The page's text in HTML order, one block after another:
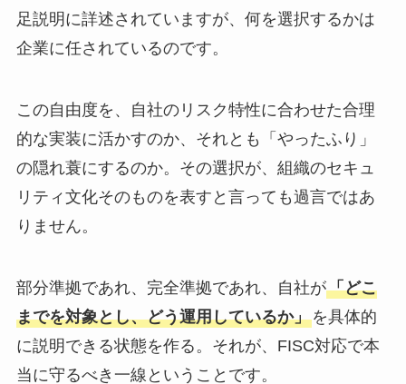
足説明に詳述されていますが、何を選択するかは
企業に任されているのです。
この自由度を、自社のリスク特性に合わせた合理
的な実装に活かすのか、それとも「やったふり」
の隠れ蓑にするのか。その選択が、組織のセキュ
リティ文化そのものを表すと言っても過言ではあ
りません。
部分準拠であれ、完全準拠であれ、自社が「どこ
までを対象とし、どう運用しているか」を具体的
に説明できる状態を作る。それが、FISC対応で本
当に守るべき一線ということです。